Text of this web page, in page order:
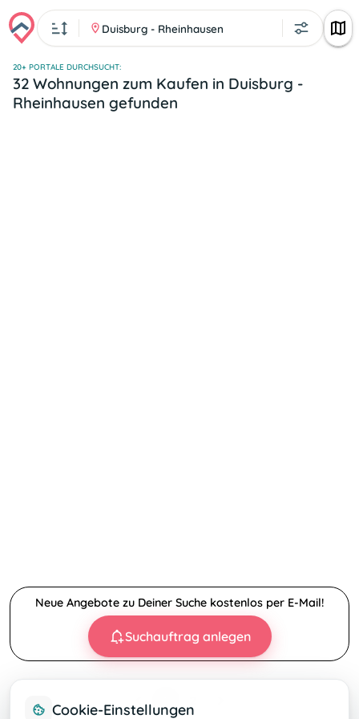
Duisburg - Rheinhausen
20+ PORTALE DURCHSUCHT:
32 Wohnungen zum Kaufen in Duisburg -
Rheinhausen gefunden
Neue Angebote zu Deiner Suche kostenlos per E-Mail!
Suchauftrag anlegen
Cookie-Einstellungen